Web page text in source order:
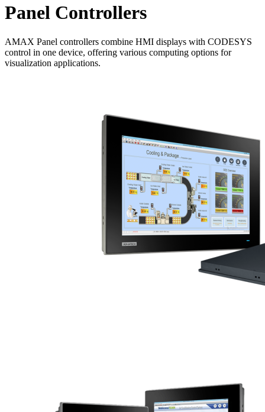
Panel Controllers
AMAX Panel controllers combine HMI displays with CODESYS
control in one device, offering various computing options for
visualization applications.